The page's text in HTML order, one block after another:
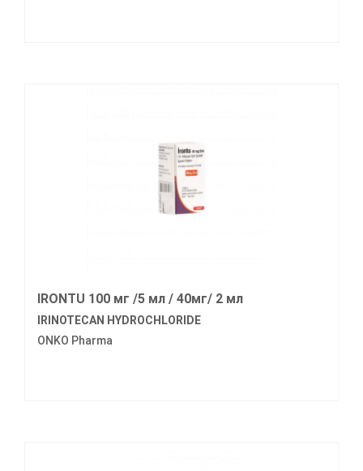
IRONTU 100 мг /5 мл / 40мг/ 2 мл
IRINOTECAN HYDROCHLORIDE
ONKO Pharma